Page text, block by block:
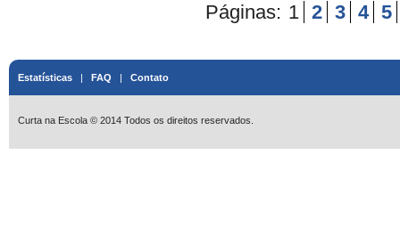
Páginas: 1 2 3 4 5
Estatísticas | FAQ | Contato
Curta na Escola © 2014 Todos os direitos reservados.